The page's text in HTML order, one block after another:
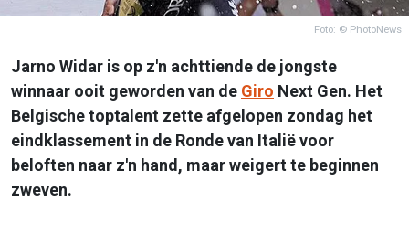
Foto: © PhotoNews
Jarno Widar is op z'n achttiende de jongste
winnaar ooit geworden van de Giro Next Gen. Het
Belgische toptalent zette afgelopen zondag het
eindklassement in de Ronde van Italië voor
beloften naar z'n hand, maar weigert te beginnen
zweven.